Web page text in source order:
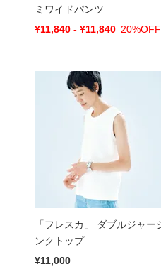
ミワイドパンツ
¥11,840 - ¥11,840 20%OFF
「フレスカ」 ダブルジャー
ンクトップ
¥11,000